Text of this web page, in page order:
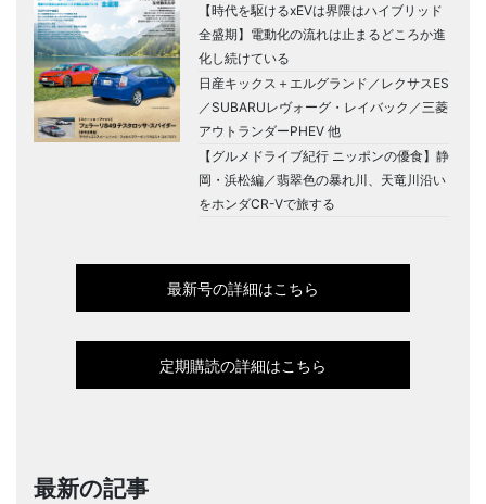
【時代を駆けるxEVは界隈はハイブリッド
全盛期】電動化の流れは止まるどころか進
化し続けている
日産キックス＋エルグランド／レクサスES
／SUBARUレヴォーグ・レイバック／三菱
アウトランダーPHEV 他
【グルメドライブ紀行 ニッポンの優食】静
岡・浜松編／翡翠色の暴れ川、天竜川沿い
をホンダCR-Vで旅する
最新号の詳細はこちら
定期購読の詳細はこちら
最新の記事